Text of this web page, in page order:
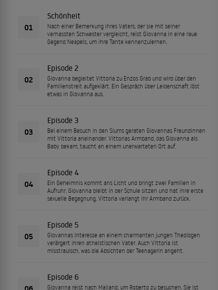
01
Schönheit
Nach einer Bemerkung ihres Vaters, der sie mit seiner
verhassten Schwester vergleicht, reist Giovanna in eine raue
Gegend Neapels, um ihre Tante kennenzulernen.
02
Episode 2
Giovanna begleitet Vittoria zu Enzos Grab und wird über den
Familienstreit aufgeklärt. Ein Gespräch über Leidenschaft löst
etwas in Giovanna aus.
03
Episode 3
Bei einem Besuch in den Slums geraten Giovannas Freundinnen
mit Vittoria aneinander. Vittorias Armband, das Giovanna als
Baby bekam, taucht an einem unerwarteten Ort auf.
04
Episode 4
Ein Geheimnis kommt ans Licht und bringt zwei Familien in
Aufruhr. Giovanna bleibt in der Schule sitzen und hat ihre erste
sexuelle Begegnung. Vittoria verlangt ihr Armband zurück.
05
Episode 5
Giovannas Interesse an einem charmanten jungen Theologen
verärgert ihren atheistischen Vater. Auch Vittoria ist
misstrauisch, was die Absichten der Teenagerin angeht.
Episode 6
Giovanna reist nach Mailand, um Roberto zu besuchen. Sie ist